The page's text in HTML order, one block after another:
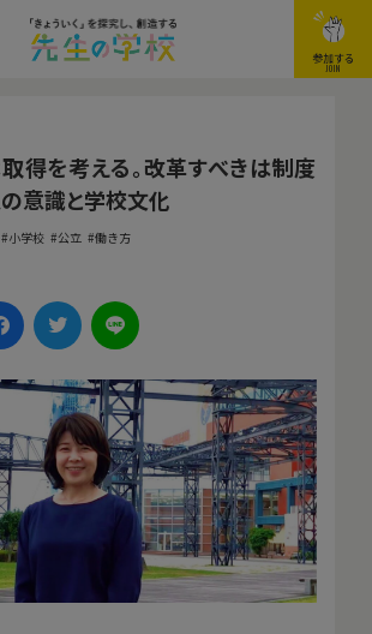
参加する
JOIN
得を考える。改革すべきは制度
の意識と学校文化
小学校 公立 働き方